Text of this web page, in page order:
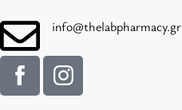
info@thelabpharmacy.gr